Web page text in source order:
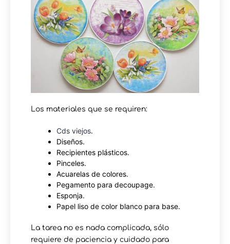
Los materiales que se requiren:
Cds viejos.
Diseños.
Recipientes plásticos.
Pinceles.
Acuarelas de colores.
Pegamento para decoupage.
Esponja.
Papel liso de color blanco para base.
La tarea no es nada complicada, sólo
requiere de paciencia y cuidado para